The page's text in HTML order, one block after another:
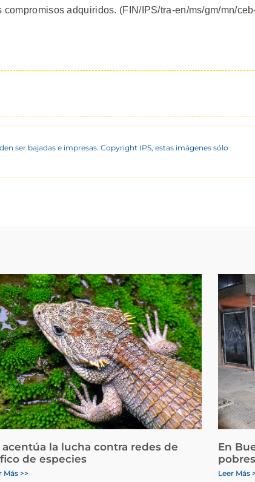
adquiridos. (FIN/IPS/tra-en/ms/gm/mn/
ser bajadas e impresas. Copyright IPS, estas imágenes sólo
acentúa la lucha contra redes de
de especies
Más >>
En
Leer Más